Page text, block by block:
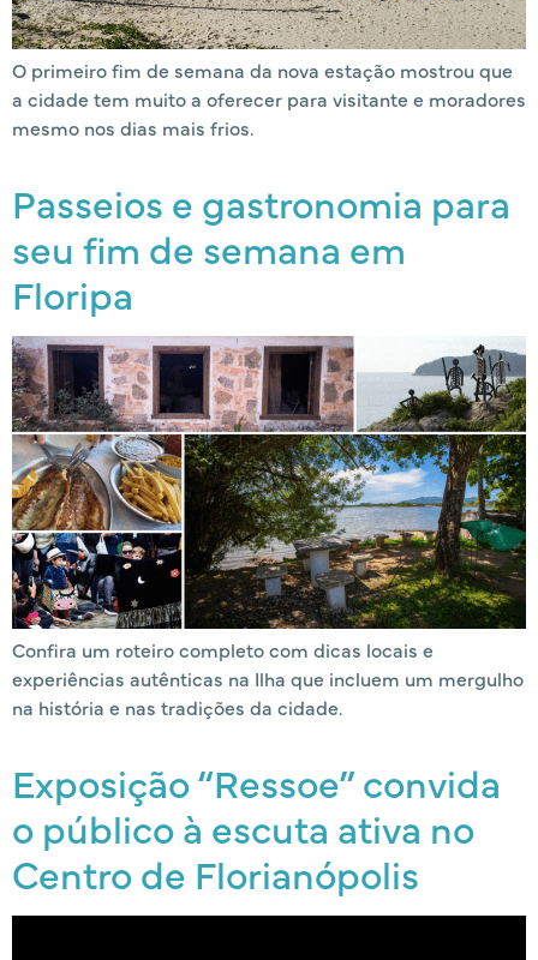
O primeiro fim de semana da nova estação mostrou que
a cidade tem muito a oferecer para visitante e moradores
mesmo nos dias mais frios.
Passeios e gastronomia para
seu fim de semana em
Floripa
Confira um roteiro completo com dicas locais e
experiências autênticas na Ilha que incluem um mergulho
na história e nas tradições da cidade.
Exposição “Ressoe” convida
o público à escuta ativa no
Centro de Florianópolis